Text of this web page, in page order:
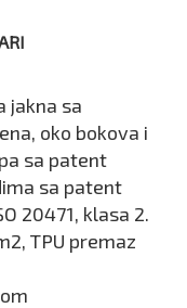
jakna sa
oko bokova i
sa patent
sa patent
20471, klasa 2.
TPU premaz